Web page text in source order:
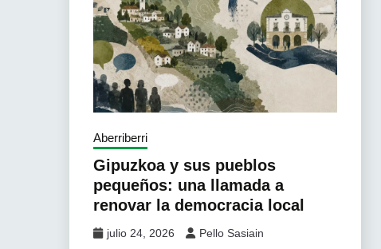
Aberriberri
Gipuzkoa y sus pueblos
pequeños: una llamada a
renovar la democracia local
julio 24, 2026 Pello Sasiain